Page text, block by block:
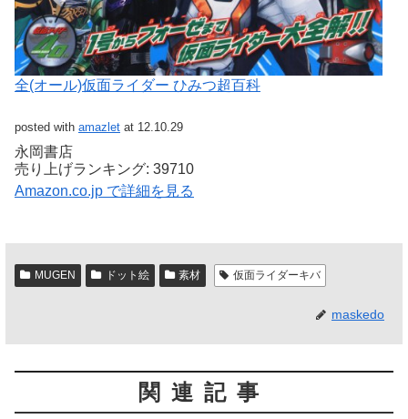
全(オール)仮面ライダー ひみつ超百科
posted with amazlet at 12.10.29
永岡書店
売り上げランキング: 39710
Amazon.co.jp で詳細を見る
MUGEN ドット絵 素材 仮面ライダーキバ
maskedo
関連記事